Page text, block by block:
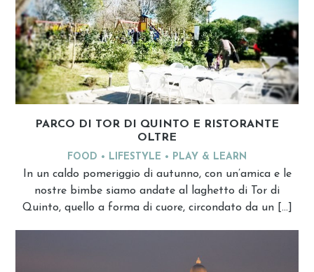
PARCO DI TOR DI QUINTO E RISTORANTE
OLTRE
FOOD LIFESTYLE PLAY & LEARN
In un caldo pomeriggio di autunno, con un’amica e le
nostre bimbe siamo andate al laghetto di Tor di
Quinto, quello a forma di cuore, circondato da un […]